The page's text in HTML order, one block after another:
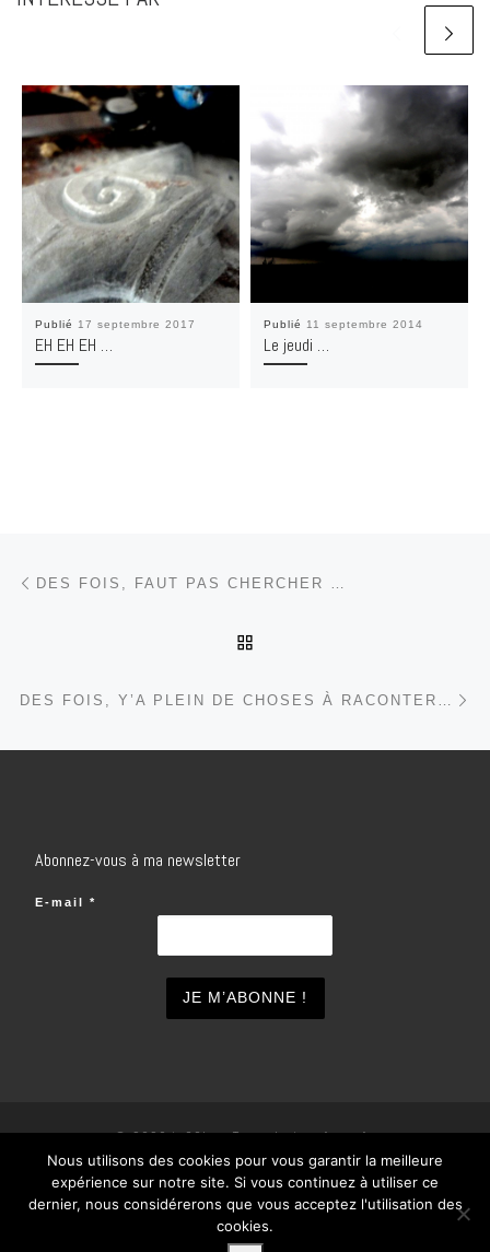
Publié 17 septembre 2017
EH EH EH …
Publié 11 septembre 2014
Le jeudi …
Parcourir les articles
DES FOIS, FAUT PAS CHERCHER …
DES FOIS, Y’A PLEIN DE CHOSES À RACONTER…
Abonnez-vous à ma newsletter
E-mail *
© 2026inSOlo– Tous droits réservés
Propulsé parWP– Réalisé avec the Thème Customizr
Nous utilisons des cookies pour vous garantir la meilleure
expérience sur notre site. Si vous continuez à utiliser ce
dernier, nous considérerons que vous acceptez l'utilisation des
cookies.